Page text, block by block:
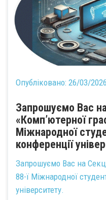
Опубліковано: 26/03/2026
Запрошуємо Вас
«Комп’ютерної
Міжнародної
конференції
Запрошуємо Вас на
88-ї Міжнародної
університету.